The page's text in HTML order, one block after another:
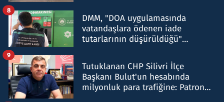
DMM, "DOA uygulamasında
vatandaşlara ödenen iade
tutarlarının düşürüldüğü"
8
Tutuklanan CHP Silivri İlçe
Başkanı Bulut'un hesabında
milyonluk para trafiğine: Patron
9